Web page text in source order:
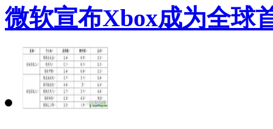
微软宣布Xbox成为全球